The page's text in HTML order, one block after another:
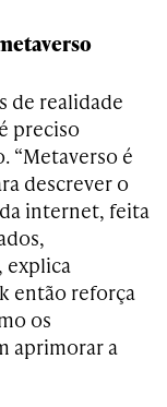
de realidade
preciso
“Metaverso é
descrever o
internet, feita
explica
então reforça
os
aprimorar a